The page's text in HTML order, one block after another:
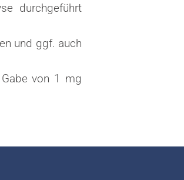
durchgeführt
und ggf. auch
von 1 mg